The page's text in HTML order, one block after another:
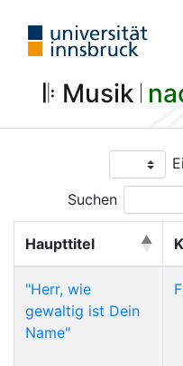
𝄆 Musik 𝄀
Suchen
Haupttitel
"Herr, wie
gewaltig ist Dein
Name"